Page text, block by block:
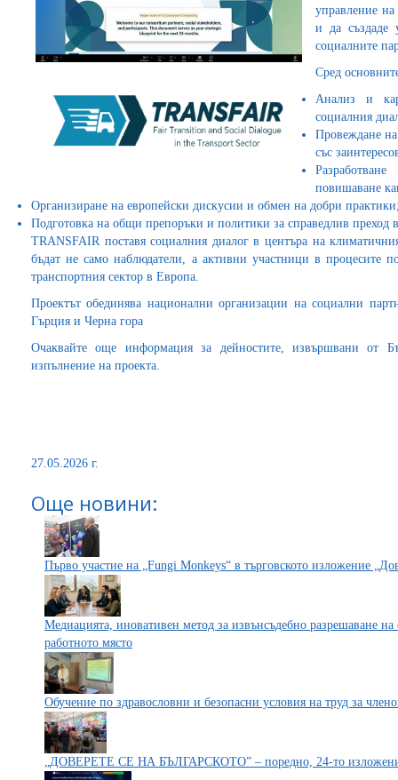
управление на
и да създаде
социалните
Сред
Анализ и
социалния
Провеждане
със
повишаване
Организиране на европейски дискусии и обмен на добри
Подготовка на общи препоръки и политики за справедлив преход
TRANSFAIR поставя социалния диалог в центъра на
бъдат не само наблюдатели, а активни участници в процесите
транспортния сектор в Европа.
Проектът обединява национални организации на социални
Гърция и Черна гора
Очаквайте още информация за дейностите, извършвани от
изпълнение на проекта.
27.05.2026 г.
Още новини:
Първо участие на „Fungi Monkeys“ в търговското изложение
Медиацията, иновативен метод за извънсъдебно разрешаване
работното място
Обучение по здравословни и безопасни условия на труд за
„ДОВЕРЕТЕ СЕ НА БЪЛГАРСКОТО” – поредно, 24-то изложение